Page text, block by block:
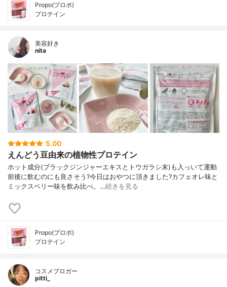
Propo(プロポ)
プロテイン
美容好き
nita
5.00
えんどう豆由来の植物性プロテイン
ホット成分(ブラックジンジャーエキスとトウガラシ末)も入っいて運動
前後に飲むのにも良さそう?今日はおやつに頂きました?カフェオレ味と
ミックスベリー味を飲み比べ。…続きを見る
Propo(プロポ)
プロテイン
コスメブロガー
pitti_